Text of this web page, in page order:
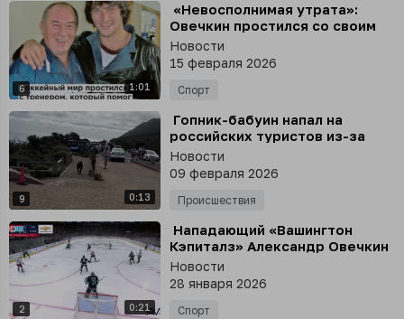
6 1:01
⁣ «Невосполнимая утрата»:
Овечкин простился со своим
первым тренером Филипповым
Новости
15 февраля 2026
Спорт
9 0:13
⁣ Гопник-бабуин напал на
российских туристов из-за
чипсов и мороженого в ЮАР
Новости
09 февраля 2026
Происшествия
2 0:21
⁣ Нападающий «Вашингтон
Кэпиталз» Александр Овечкин
забросил 919-ю шайбу в матче
регулярного чемпионата НХЛ
против «Сиэтла»
Новости
28 января 2026
Спорт